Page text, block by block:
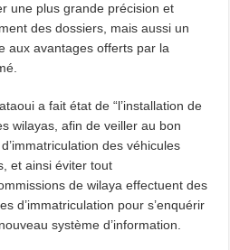
une plus grande précision et
des dossiers, mais aussi un
aux avantages offerts par la
a fait état de “l’installation de
wilayas, afin de veiller au bon
des véhicules
et ainsi éviter tout
de wilaya effectuent des
d’immatriculation pour s’enquérir
système d’information.